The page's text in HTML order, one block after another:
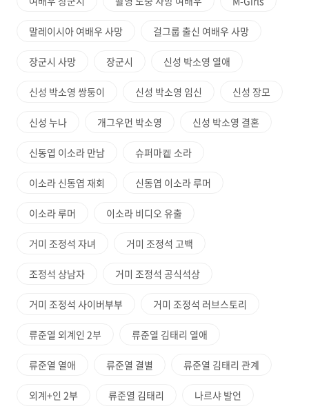
말레이시아 여배우 사망 걸그룹 출신 여배우 사망
장군시 사망 장군시 신성 박소영 열애
신성 박소영 쌍둥이 신성 박소영 임신 신성 장모
신성 누나 개그우먼 박소영 신성 박소영 결혼
신동엽 이소라 만남 슈퍼마켙 소라
이소라 신동엽 재회 신동엽 이소라 루머
이소라 루머 이소라 비디오 유출
거미 조정석 자녀 거미 조정석 고백
조정석 상남자 거미 조정석 공식석상
거미 조정석 사이버부부 거미 조정석 러브스토리
류준열 외계인 2부 류준열 김태리 열애
류준열 열애 류준열 결별 류준열 김태리 관계
외계+인 2부 류준열 김태리 나르샤 발언